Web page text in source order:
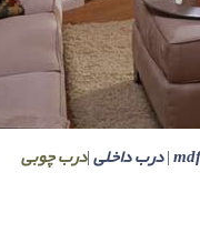
|درب داخلی|درب چوبی